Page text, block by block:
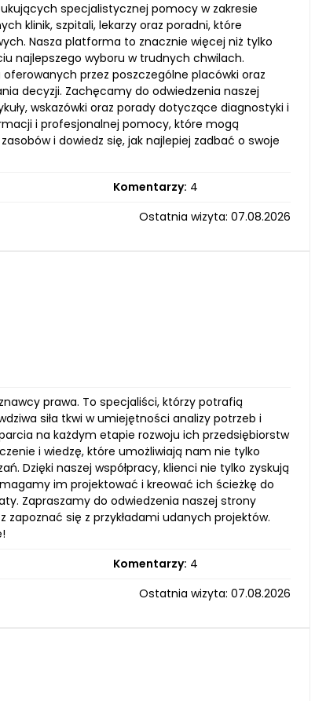
specjalistycznej pomocy w zakresie
klinik, szpitali, lekarzy oraz poradni, które
Nasza platforma to znacznie więcej niż tylko
najlepszego wyboru w trudnych chwilach.
przez poszczególne placówki oraz
decyzji. Zachęcamy do odwiedzenia naszej
wskazówki oraz porady dotyczące diagnostyki i
i profesjonalnej pomocy, które mogą
i dowiedz się, jak najlepiej zadbać o swoje
Komentarzy: 4
Ostatnia wizyta: 07.08.2026
prawa. To specjaliści, którzy potrafią
siła tkwi w umiejętności analizy potrzeb i
na każdym etapie rozwoju ich przedsiębiorstw
i wiedzę, które umożliwiają nam nie tylko
Dzięki naszej współpracy, klienci nie tylko zyskują
im projektować i kreować ich ścieżkę do
Zapraszamy do odwiedzenia naszej strony
się z przykładami udanych projektów.
Komentarzy: 4
Ostatnia wizyta: 07.08.2026